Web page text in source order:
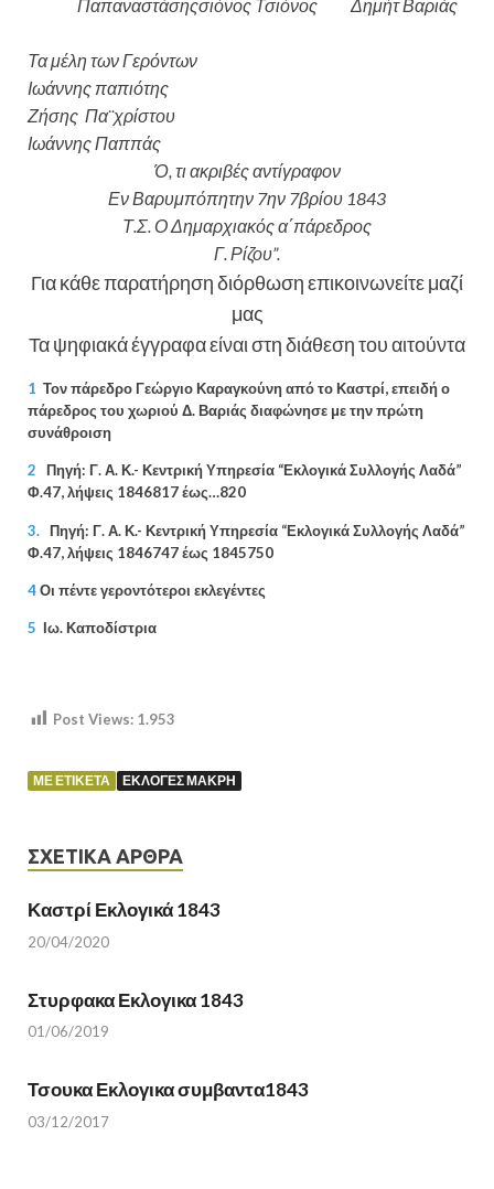
Παπαναστάσηςσιόνος Τσιόνος Δημήτ Βαριάς
Τα μέλη των Γερόντων
Ιωάννης παπιότης
Ζήσης Πα¨χρίστου
Ιωάννης Παππάς
Ό, τι ακριβές αντίγραφον
Εν Βαρυμπόπητην 7ην 7βρίου 1843
Τ.Σ. Ο Δημαρχιακός α΄πάρεδρος
Γ. Ρίζου”.
Για κάθε παρατήρηση διόρθωση επικοινωνείτε μαζί
μας
Τα ψηφιακά έγγραφα είναι στη διάθεση του αιτούντα
1 Τον πάρεδρο Γεώργιο Καραγκούνη από το Καστρί, επειδή ο
πάρεδρος του χωριού Δ. Βαριάς διαφώνησε με την πρώτη
συνάθροιση
2 Πηγή: Γ. Α. Κ.- Κεντρική Υπηρεσία “Εκλογικά Συλλογής Λαδά”
Φ.47, λήψεις 1846817 έως…820
3. Πηγή: Γ. Α. Κ.- Κεντρική Υπηρεσία “Εκλογικά Συλλογής Λαδά”
Φ.47, λήψεις 1846747έως 1845750
4Οι πέντε γεροντότεροι εκλεγέντες
5 Ιω. Καποδίστρια
Post Views: 1.953
ΜΕ ΕΤΙΚΈΤΑ ΕΚΛΟΓΕΣ ΜΆΚΡΗ
ΣΧΕΤΙΚΆ ΆΡΘΡΑ
Καστρί Εκλογικά 1843
20/04/2020
Στυρφακα Εκλογικα 1843
01/06/2019
Τσουκα Εκλογικα συμβαντα1843
03/12/2017